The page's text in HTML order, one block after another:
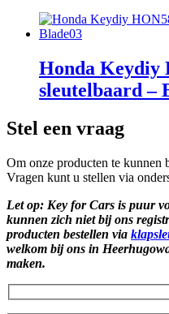
Honda Keydiy
sleutelbaard –
Stel een vraag
Om onze producten te kunnen
Vragen kunt u stellen via
Let op: Key for Cars is puur
kunnen zich niet bij ons
producten bestellen via
welkom bij ons in
maken.